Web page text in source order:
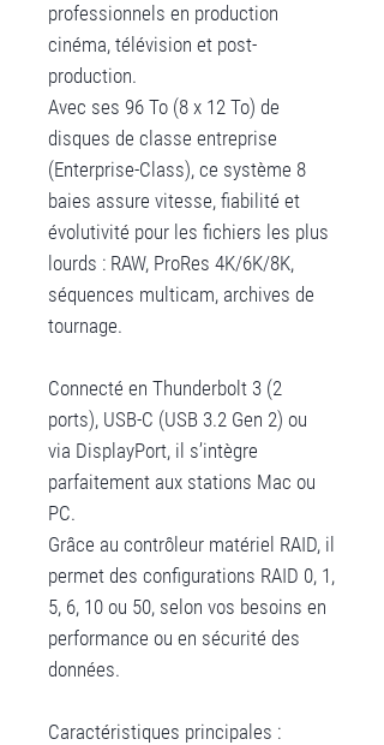
professionnels en production
cinéma, télévision et post-
production.
Avec ses 96 To (8 x 12 To) de
disques de classe entreprise
(Enterprise-Class), ce système 8
baies assure vitesse, fiabilité et
évolutivité pour les fichiers les plus
lourds : RAW, ProRes 4K/6K/8K,
séquences multicam, archives de
tournage.
Connecté en Thunderbolt 3 (2
ports), USB-C (USB 3.2 Gen 2) ou
via DisplayPort, il s’intègre
parfaitement aux stations Mac ou
PC.
Grâce au contrôleur matériel RAID, il
permet des configurations RAID 0, 1,
5, 6, 10 ou 50, selon vos besoins en
performance ou en sécurité des
données.
Caractéristiques principales :